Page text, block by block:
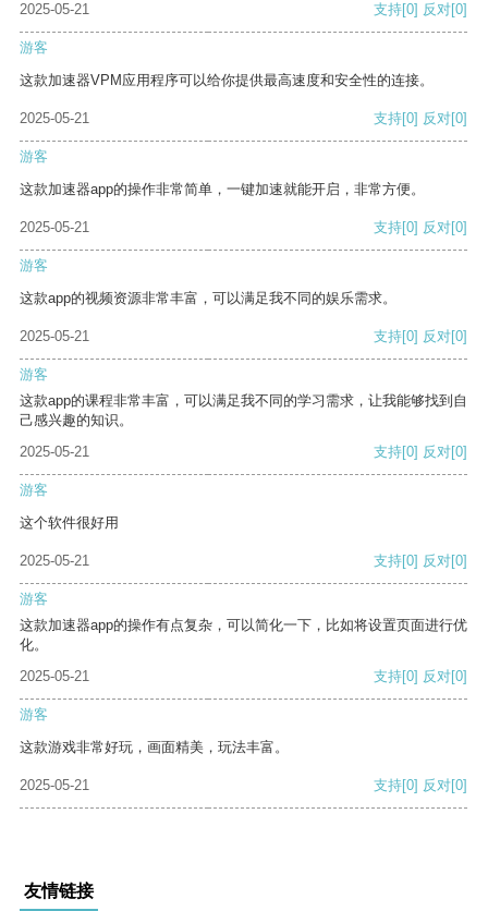
2025-05-21 支持[0] 反对[0]
游客
这款加速器VPM应用程序可以给你提供最高速度和安全性的连接。
2025-05-21 支持[0] 反对[0]
游客
这款加速器app的操作非常简单，一键加速就能开启，非常方便。
2025-05-21 支持[0] 反对[0]
游客
这款app的视频资源非常丰富，可以满足我不同的娱乐需求。
2025-05-21 支持[0] 反对[0]
游客
这款app的课程非常丰富，可以满足我不同的学习需求，让我能够找到自
己感兴趣的知识。
2025-05-21
支持[0] 反对[0]
游客
这个软件很好用
2025-05-21 支持[0] 反对[0]
游客
这款加速器app的操作有点复杂，可以简化一下，比如将设置页面进行优
化。
2025-05-21
支持[0] 反对[0]
游客
这款游戏非常好玩，画面精美，玩法丰富。
2025-05-21 支持[0] 反对[0]
友情链接